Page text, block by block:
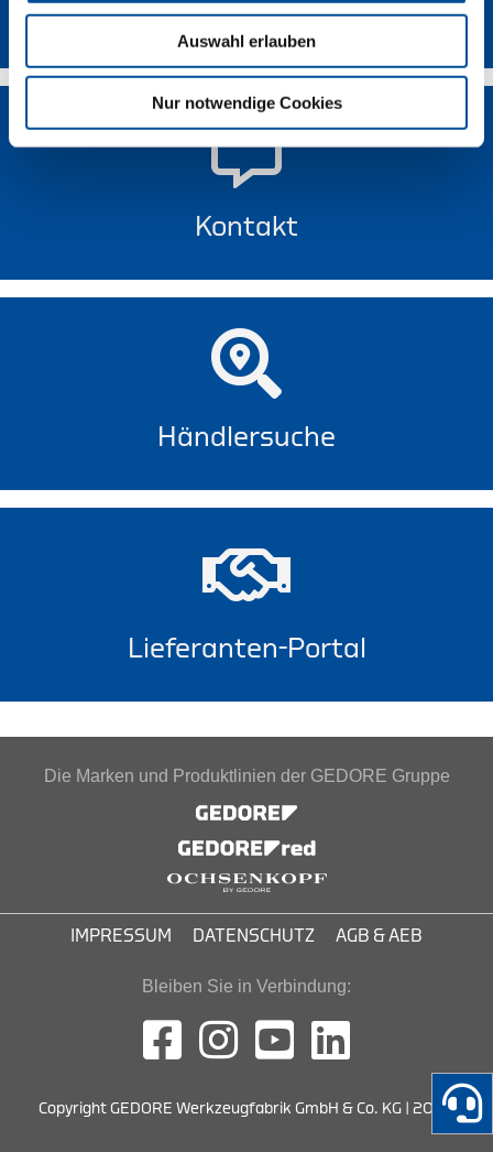
Auswahl erlauben
Nur notwendige Cookies
Newsletter
Kontakt
Händlersuche
Lieferanten-Portal
Die Marken und Produktlinien der GEDORE Gruppe
IMPRESSUM DATENSCHUTZ AGB & AEB
Bleiben Sie in Verbindung:
Copyright GEDORE Werkzeugfabrik GmbH & Co. KG | 2026